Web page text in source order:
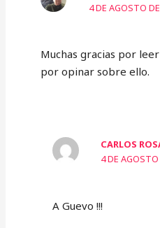
4 DE AGOSTO
Muchas gracias por
por opinar sobre ello.
CARLOS
4 DE
A Guevo !!!